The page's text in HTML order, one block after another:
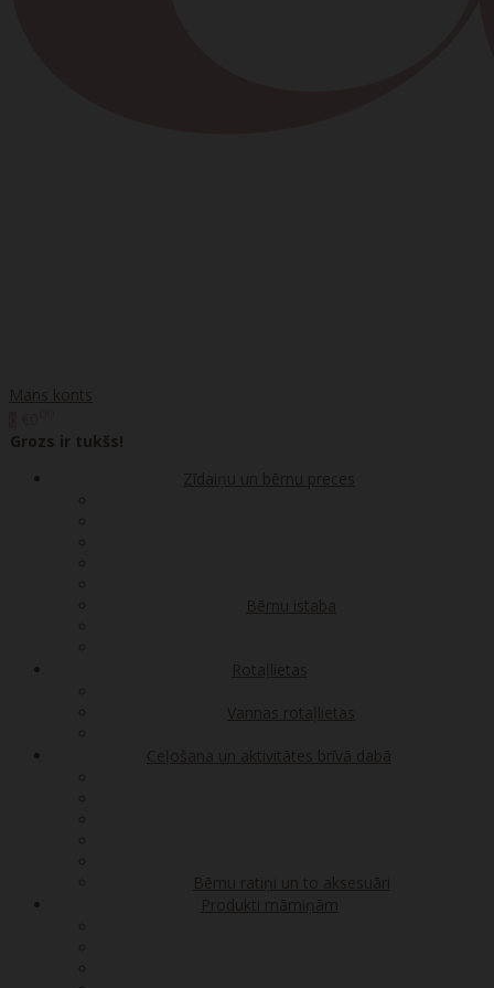
Mans konts
Grozs ir tukšs!
Zīdaiņu un bērnu preces
Bērnu istaba
Rotaļlietas
Vannas rotaļlietas
Ceļošana un aktivitātes brīvā dabā
Bērnu ratiņi un to aksesuāri
Produkti māmiņām